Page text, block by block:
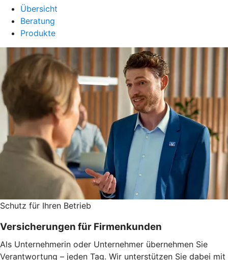
Übersicht
Beratung
Produkte
Schutz für Ihren Betrieb
Versicherungen für Firmenkunden
Als Unternehmerin oder Unternehmer übernehmen Sie
Verantwortung – jeden Tag. Wir unterstützen Sie dabei mit